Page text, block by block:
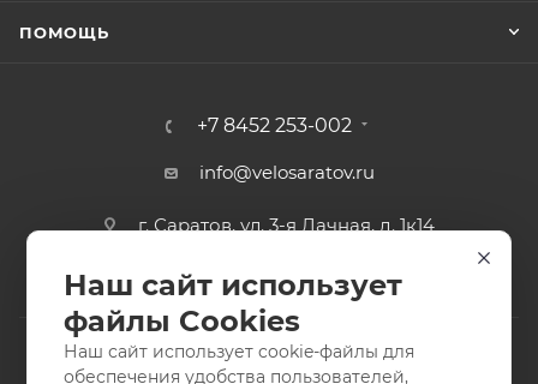
ПОМОЩЬ
+7 8452 253-002
info@velosaratov.ru
г. Саратов, ул. 3-я Дачная, д. 1к14
Наш сайт использует
файлы Cookies
Наш сайт использует cookie-файлы для
обеспечения удобства пользователей,